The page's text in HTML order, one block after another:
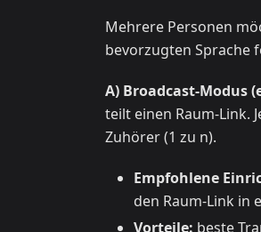
Mehrere Personen
bevorzugten Sprache
A) Broadcast-Modus
teilt einen Raum-Link.
Zuhörer (1 zu n).
Empfohlene
den Raum-Link in
Vorteile: beste